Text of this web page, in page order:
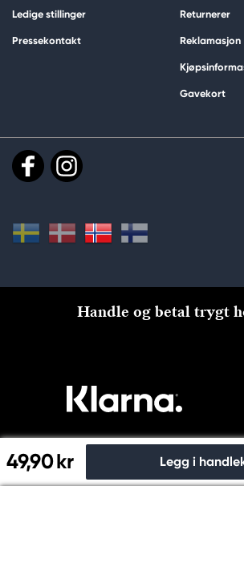
49,90 kr Legg i
Ledige stillinger
Pressekontakt
Returnerer
Reklamasjon
Gavekort
Handle og betal trygt